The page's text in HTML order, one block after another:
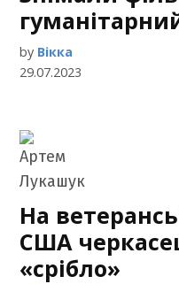
by Вікка
29.07.2023
На
США
«срібло»